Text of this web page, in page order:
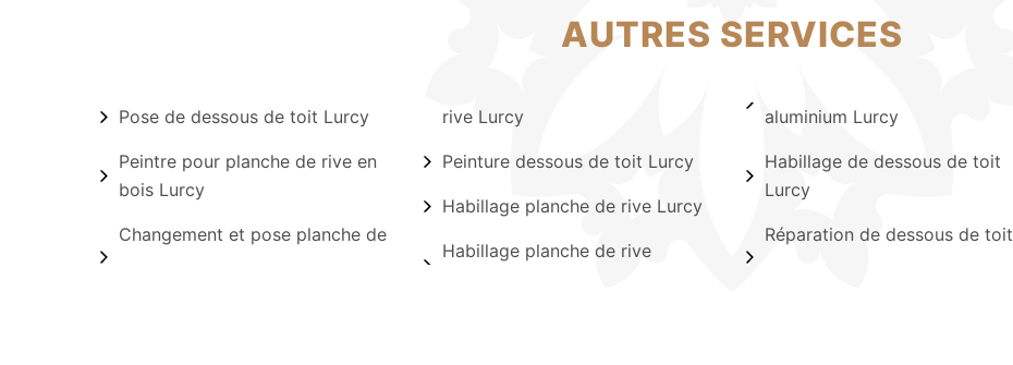
AUTRES SERVICES
Pose de dessous de toit Lurcy
Peintre pour planche de rive en
bois Lurcy
Changement et pose planche de
rive Lurcy
Peinture dessous de toit Lurcy
Habillage planche de rive Lurcy
Habillage planche de rive
aluminium Lurcy
Habillage de dessous de toit
Lurcy
Réparation de dessous de toit